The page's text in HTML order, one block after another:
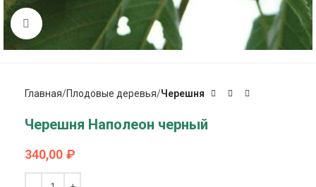
Click to enlarge
Главная Плодовые деревья Черешня
Черешня Наполеон черный
340,00 ₽